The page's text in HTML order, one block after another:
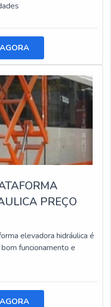
PREÇO
elevadora hidráulica é
funcionamento e